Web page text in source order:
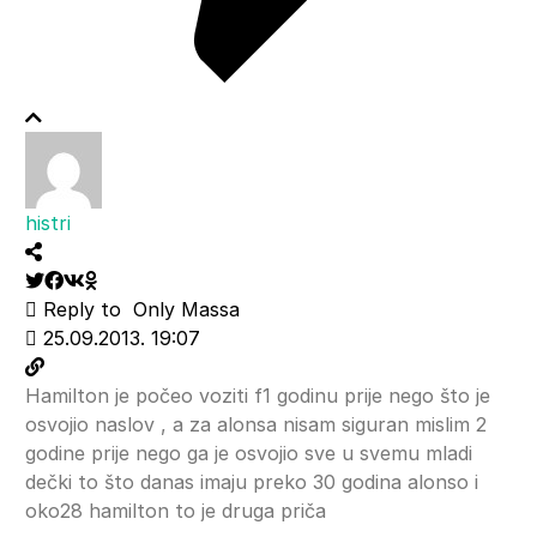
histri
Reply to Only Massa
25.09.2013. 19:07
Hamilton je počeo voziti f1 godinu prije nego što je
osvojio naslov , a za alonsa nisam siguran mislim 2
godine prije nego ga je osvojio sve u svemu mladi
dečki to što danas imaju preko 30 godina alonso i
oko28 hamilton to je druga priča